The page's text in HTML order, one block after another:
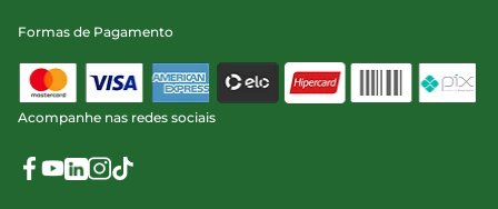
Formas de Pagamento
Acompanhe nas redes sociais